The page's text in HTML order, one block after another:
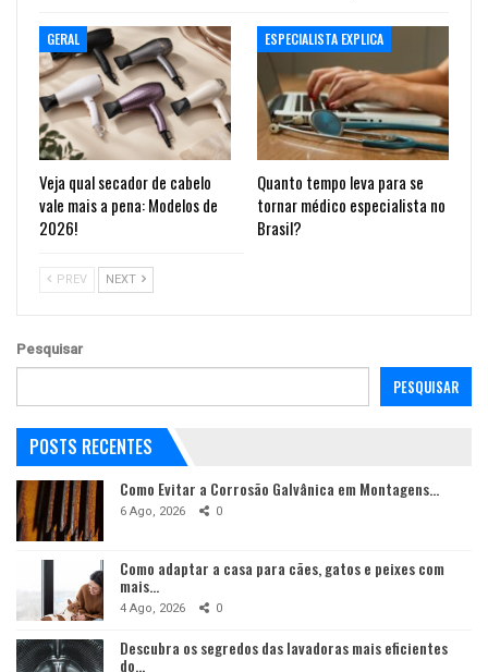
GERAL
Veja qual secador de cabelo
vale mais a pena: Modelos de
2026!
ESPECIALISTA EXPLICA
Quanto tempo leva para se
tornar médico especialista no
Brasil?
PREV NEXT
Pesquisar
PESQUISAR
POSTS RECENTES
Como Evitar a Corrosão Galvânica em Montagens…
6 Ago, 2026 0
Como adaptar a casa para cães, gatos e peixes com
mais…
4 Ago, 2026 0
Descubra os segredos das lavadoras mais eficientes
do…